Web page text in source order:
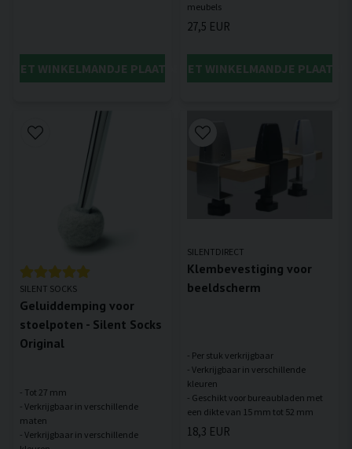
HET WINKELMANDJE PLAATSEN
27,5 EUR
IN HET WINKELMANDJE
SILENT SOCKS
Geluiddemping voor
stoelpoten - Silent Socks
Original
- Tot 27 mm
- Verkrijgbaar in verschillende
maten
- Verkrijgbaar in verschillende
SILENTDIRECT
Klembevestiging voor
beeldscherm
- Per stuk verkrijgbaar
- Verkrijgbaar in verschillende
kleuren
- Geschikt voor bureaubladen met
18,3 EUR